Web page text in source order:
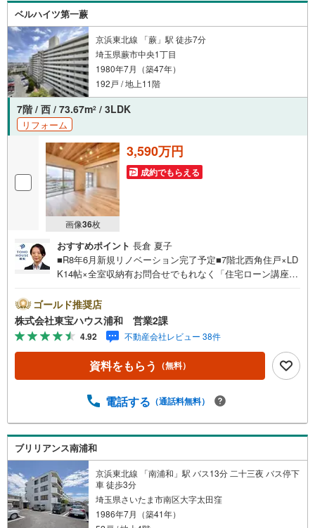
条
件
で
通
知
を
け
・
条
イ
ジ
に
保
存
る
ベルハイツ第一蕨
京浜東北線 「蕨」駅 徒歩7分
埼玉県蕨市中央1丁目
1980年7月（築47年）
192戸 / 地上11階
7階 / 西 / 73.67m2 / 3LDK
リフォーム
画像36枚
3,590万円
成約でもらえる
おすすめポイント 長倉 夏子
■R8年6月新規リノベーション完了予定■7階北西角住戸×LD
K14帖×全室収納有お問合せでもれなく「住宅ローン講座」
時間帯はお電話でのお問い合わせがスムーズにご案内でき
ますぜひお気軽にご連絡下さい！東宝ハウスライフソリュ
ーションズグループ 東宝ハウス浦和 特別提携金利〔一
例〕東宝ハウス浦和の住宅ローン■変動金利全期間引下げプ
ラン⇒住宅ローン金利優遇割の最大適用《0.89％》と某信
用金庫金利1.275％の比較借入金4000万円返済期間35年の
要件があります）◇TOHO HOUSE CLUBで生涯の安心をお
プランニング、かけつけサポート、Club Offプレミアムなど
多彩なサービスがございます
ゴールド推奨店
株式会社東宝ハウス浦和 営業2課
4.92 不動産会社レビュー 38件
資料をもらう （無料）
電話する （通話料無料）
ブリリアンス南浦和
京浜東北線 「南浦和」駅 バス13分 二十三夜 バス停下
車 徒歩3分
埼玉県さいたま市南区大字太田窪
1986年7月（築41年）